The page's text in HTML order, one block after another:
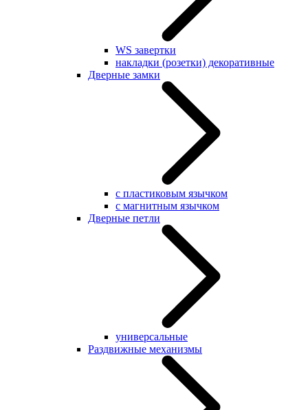
WS завертки
накладки (розетки) декоративные
Дверные замки
с пластиковым язычком
с магнитным язычком
Дверные петли
универсальные
Раздвижные механизмы